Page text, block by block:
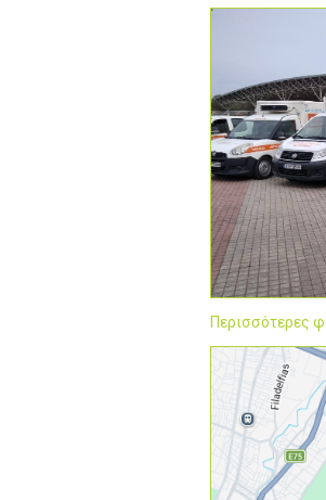
Περισσότερες